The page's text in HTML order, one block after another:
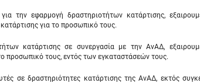
την εφαρμογή δραστηριοτήτων κατάρτισης,
για το προσωπικό τους.
κατάρτισης σε συνεργασία με την ΑνΑΔ,
προσωπικό τους, εντός των εγκαταστάσεών τους.
σε δραστηριότητες κατάρτισης της ΑνΑΔ, εκτός